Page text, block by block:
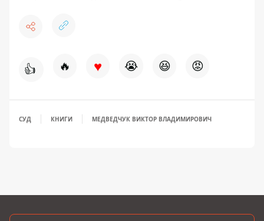
👍 🔥 ♥ 😭 😆 😡
СУД КНИГИ МЕДВЕДЧУК ВИКТОР ВЛАДИМИРОВИЧ